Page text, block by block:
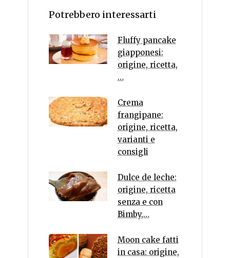
Potrebbero interessarti
Fluffy pancake
giapponesi:
origine, ricetta,
…
Crema
frangipane:
origine, ricetta,
varianti e
consigli
Dulce de leche:
origine, ricetta
senza e con
Bimby,…
Moon cake fatti
in casa: origine,